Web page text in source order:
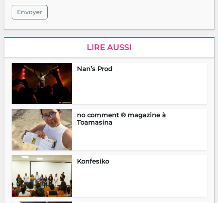
Envoyer
LIRE AUSSI
Nan’s Prod
no comment ® magazine à
Toamasina
Konfesiko